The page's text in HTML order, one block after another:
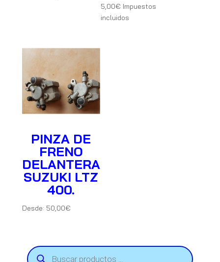
5,00€ Impuestos
incluidos
PINZA DE
FRENO
DELANTERA
SUZUKI LTZ
400.
Desde: 50,00€
Búsqueda
de